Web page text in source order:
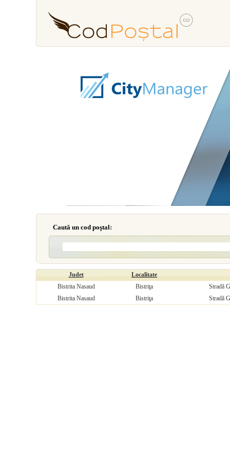
Caută un cod poştal:
Judet
Localitate
Bistrita Nasaud
Bistriţa
Stradă
Bistrita Nasaud
Bistriţa Stradă